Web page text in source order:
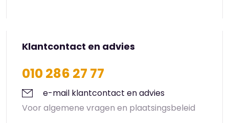
Klantcontact en advies
010 286 27 77
e-mail klantcontact en advies
Voor algemene vragen en plaatsingsbeleid